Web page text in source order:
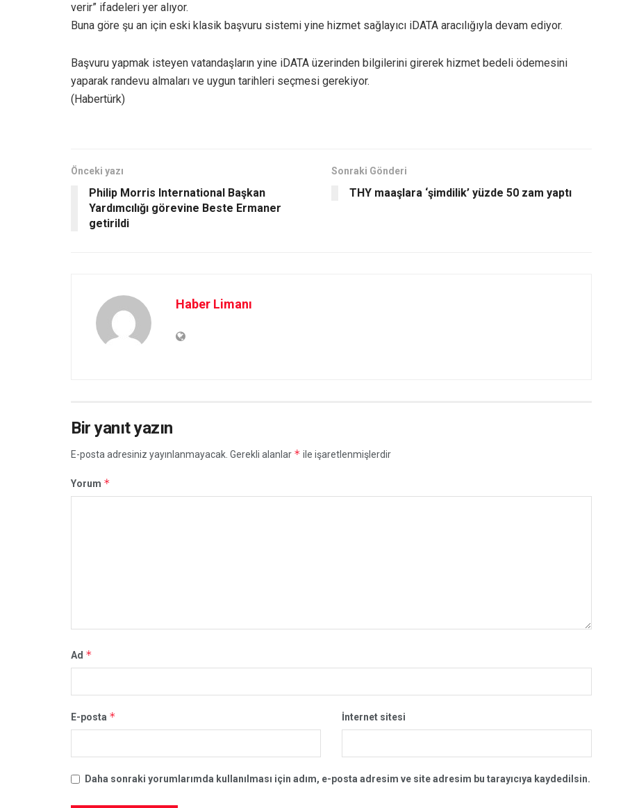
verir” ifadeleri yer alıyor.
Buna göre şu an için eski klasik başvuru sistemi yine hizmet sağlayıcı iDATA aracılığıyla devam ediyor.
Başvuru yapmak isteyen vatandaşların yine iDATA üzerinden bilgilerini girerek hizmet bedeli ödemesini
yaparak randevu almaları ve uygun tarihleri seçmesi gerekiyor.
(Habertürk)
Önceki yazı
Philip Morris International Başkan
Yardımcılığı görevine Beste Ermaner
getirildi
Sonraki Gönderi
THY maaşlara ‘şimdilik’ yüzde 50 zam yaptı
Haber Limanı
Bir yanıt yazın
E-posta adresiniz yayınlanmayacak. Gerekli alanlar * ile işaretlenmişlerdir
Yorum *
Ad *
E-posta * İnternet sitesi
Daha sonraki yorumlarımda kullanılması için adım, e-posta adresim ve site adresim bu tarayıcıya kaydedilsin.